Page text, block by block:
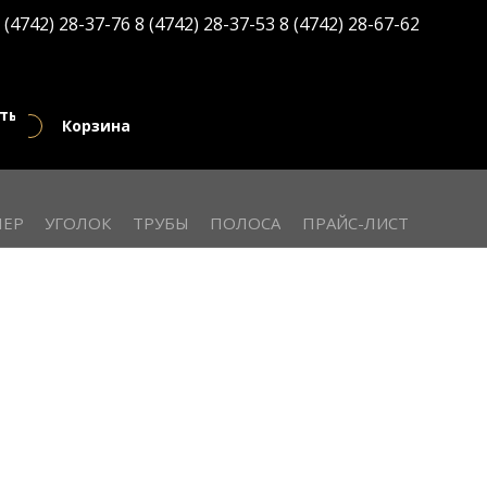
(4742) 28-37-76 8 (4742) 28-37-53 8 (4742) 28-67-62
Корзина
УГОЛОК ТРУБЫ ПОЛОСА ПРАЙС-ЛИСТ